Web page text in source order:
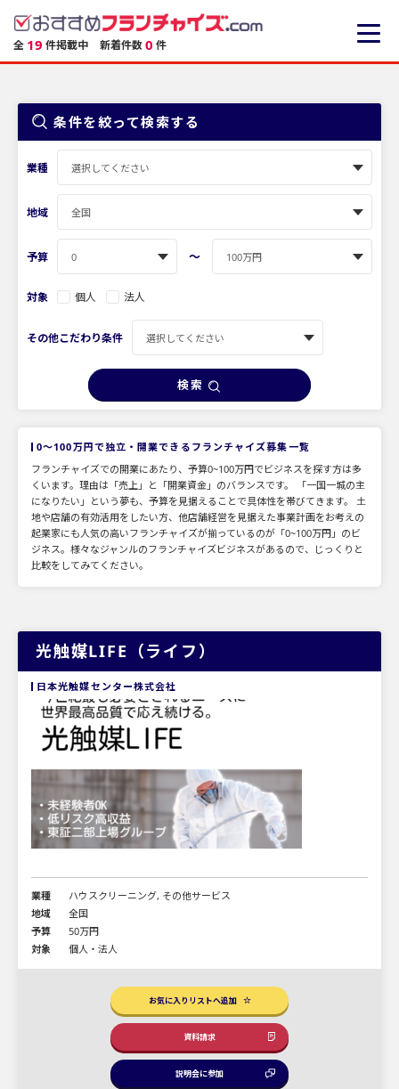
全 19 件掲載中 新着件数0 件
条件を絞って検索する
業種
地域
予算 〜
対象 個人 法人
その他こだわり条件
検索
0～100万円で独立・開業できるフランチャイズ募集一覧
フランチャイズでの開業にあたり、予算0~100万円でビジネスを探す方は多
くいます。理由は「売上」と「開業資金」のバランスです。 「一国一城の主
になりたい」という夢も、予算を見据えることで具体性を帯びてきます。 土
地や店舗の有効活用をしたい方、他店舗経営を見据えた事業計画をお考えの
起業家にも人気の高いフランチャイズが揃っているのが「0~100万円」のビ
ジネス。様々なジャンルのフランチャイズビジネスがあるので、じっくりと
比較をしてみてください。
光触媒LIFE（ライフ）
日本光触媒センター株式会社
業種
ハウスクリーニング, その他サービス
地域
全国
予算
50万円
対象
個人・法人
お気に入りリストへ追加
資料請求
説明会に参加